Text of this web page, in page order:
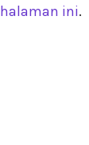
halaman ini.